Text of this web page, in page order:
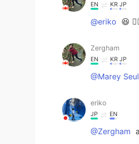
EN KR JP
@eriko 😆
Zergham
EN KR JP
@Marey Seul
eriko
JP EN
@Zergham